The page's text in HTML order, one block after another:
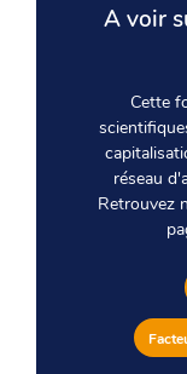
A voir
Cette
réseau
Retrouvez